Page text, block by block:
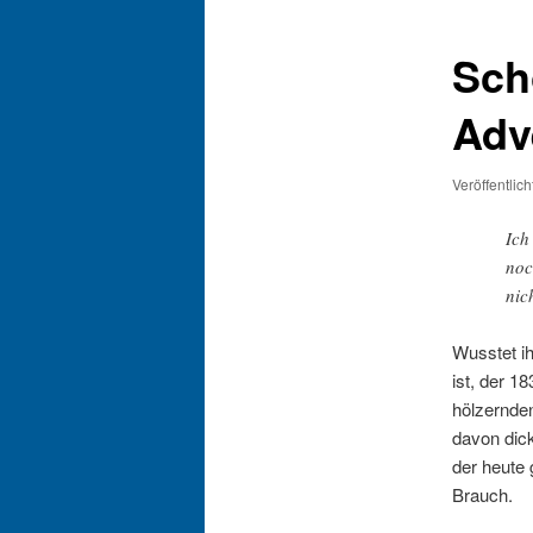
Ich
Wusstet
ist, der
davon
der heute
Brauch.